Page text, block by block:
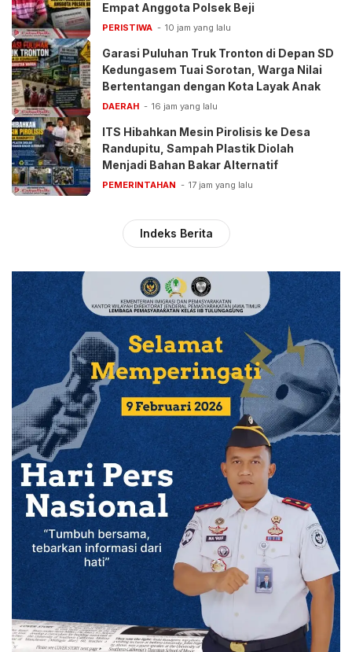
Empat Anggota Polsek Beji
PERISTIWA 10 jam yang lalu
Garasi Puluhan Truk Tronton di Depan SD
Kedungasem Tuai Sorotan, Warga Nilai
Bertentangan dengan Kota Layak Anak
DAERAH 16 jam yang lalu
ITS Hibahkan Mesin Pirolisis ke Desa
Randupitu, Sampah Plastik Diolah
Menjadi Bahan Bakar Alternatif
PEMERINTAHAN 17 jam yang lalu
Indeks Berita